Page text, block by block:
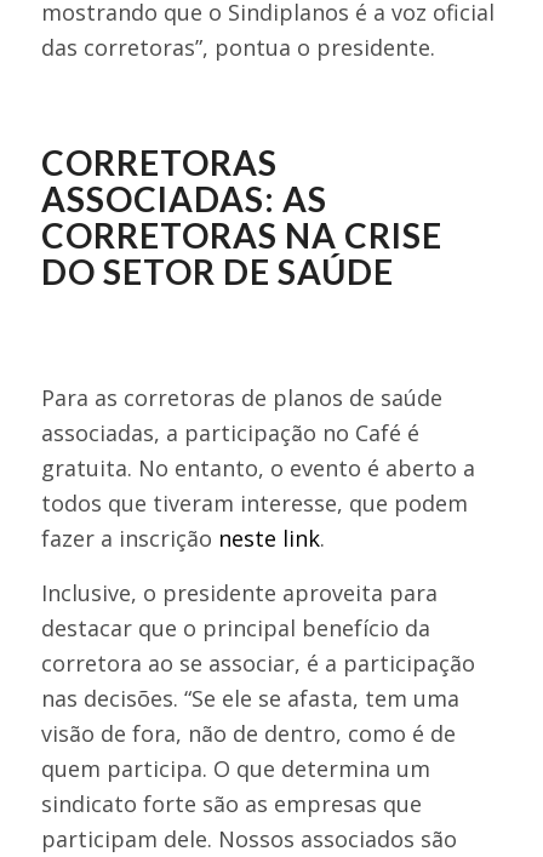
mostrando que o Sindiplanos é a voz oficial
das corretoras”, pontua o presidente.
CORRETORAS
ASSOCIADAS: AS
CORRETORAS NA CRISE
DO SETOR DE SAÚDE
Para as corretoras de planos de saúde
associadas, a participação no Café é
gratuita. No entanto, o evento é aberto a
todos que tiveram interesse, que podem
fazer a inscrição neste link.
Inclusive, o presidente aproveita para
destacar que o principal benefício da
corretora ao se associar, é a participação
nas decisões. “Se ele se afasta, tem uma
visão de fora, não de dentro, como é de
quem participa. O que determina um
sindicato forte são as empresas que
participam dele. Nossos associados são